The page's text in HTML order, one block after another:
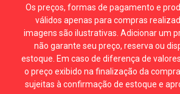
Os preços, formas de pagamento e
válidos apenas para compras
imagens são ilustrativas. Adicionar um
não garante seu preço, reserva ou
estoque. Em caso de diferença de
o preço exibido na finalização da
sujeitas à confirmação de estoque e